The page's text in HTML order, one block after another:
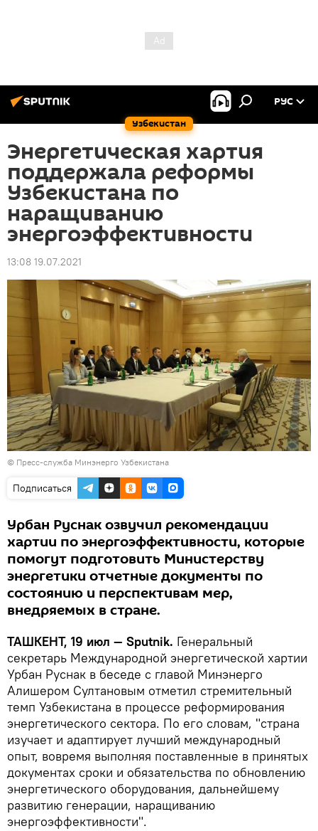
Узбекистан
РУС
Энергетическая хартия
поддержала реформы
Узбекистана по
наращиванию
энергоэффективности
13:08 19.07.2021
© Пресс-служба Минэнерго Узбекистана
Подписаться
Урбан Руснак озвучил рекомендации
хартии по энергоэффективности, которые
помогут подготовить Министерству
энергетики отчетные документы по
состоянию и перспективам мер,
внедряемых в стране.
ТАШКЕНТ, 19 июл — Sputnik. Генеральный
секретарь Международной энергетической хартии
Урбан Руснак в беседе с главой Минэнерго
Алишером Султановым отметил стремительный
темп Узбекистана в процессе реформирования
энергетического сектора. По его словам, "страна
изучает и адаптирует лучший международный
опыт, вовремя выполняя поставленные в принятых
документах сроки и обязательства по обновлению
энергетического оборудования, дальнейшему
развитию генерации, наращиванию
энергоэффективности".